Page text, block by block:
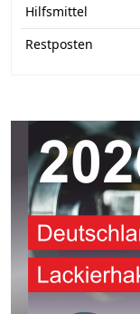
Hilfsmittel
Restposten